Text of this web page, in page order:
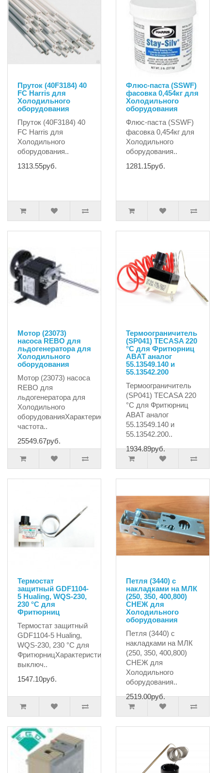
Пруток (40F3184) 40
FC Harris для
Холодильного
оборудования
Пруток (40F3184) 40
FC Harris для
Холодильного
оборудования..
1313.55руб.
Флюс-паста (SSWF)
фасовка 0,454кг для
Холодильного
оборудования
Флюс-паста (SSWF)
фасовка 0,454кг для
Холодильного
оборудования..
1281.15руб.
Мотор (23073)
насоса REBO для
льдогенератора для
Холодильного
оборудования
Мотор (23073) насоса
REBO для
льдогенератора для
Холодильного
оборудованияХарактеристики:тип-
частота..
25549.67руб.
Термоограничитель
(SP041) TECASA 220
°С для Фритюрниц
ABAT аналог
55.13549.140 и
55.13542.200
Термоограничитель
(SP041) TECASA 220
°С для Фритюрниц
ABAT аналог
55.13549.140 и
55.13542.200..
1934.89руб.
Термостат
защитный GDF1104-
5 Hualing, WQS-230,
230 °C для
Фритюрниц
Термостат защитный
GDF1104-5 Hualing,
WQS-230, 230 °C для
ФритюрницХарактеристики:температура
выключ..
1547.10руб.
Петля (3440) с
накладками на МЛК
(250, 350, 400,800)
СНЕЖ для
Холодильного
оборудования
Петля (3440) с
накладками на МЛК
(250, 350, 400,800)
СНЕЖ для
Холодильного
оборудования..
2519.00руб.